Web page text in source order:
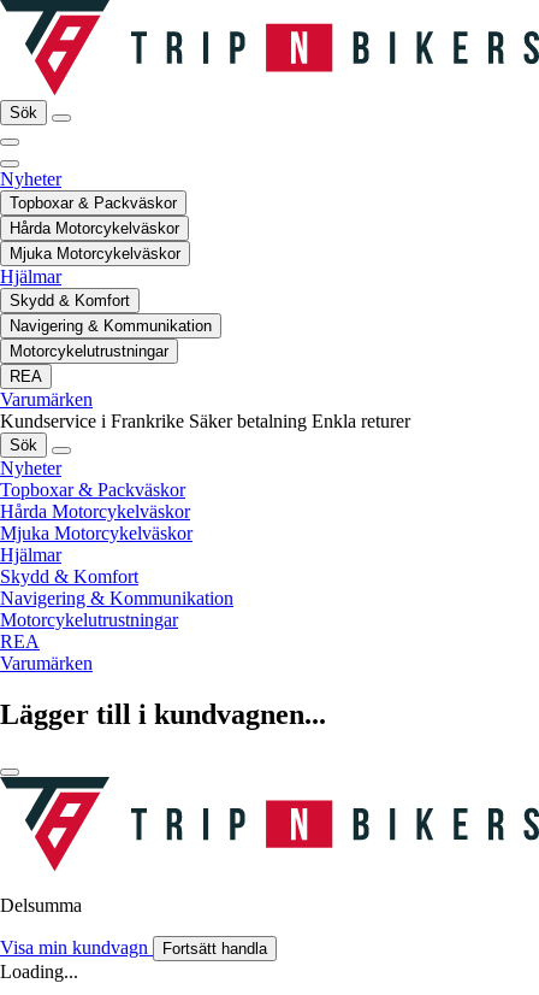
Sök
Nyheter
Topboxar & Packväskor
Hårda Motorcykelväskor
Mjuka Motorcykelväskor
Hjälmar
Skydd & Komfort
Navigering & Kommunikation
Motorcykelutrustningar
REA
Varumärken
Kundservice i Frankrike Säker betalning Enkla returer
Sök
Nyheter
Topboxar & Packväskor
Hårda Motorcykelväskor
Mjuka Motorcykelväskor
Hjälmar
Skydd & Komfort
Navigering & Kommunikation
Motorcykelutrustningar
REA
Varumärken
Lägger till i kundvagnen...
Delsumma
Visa min kundvagn Fortsätt handla
Loading...